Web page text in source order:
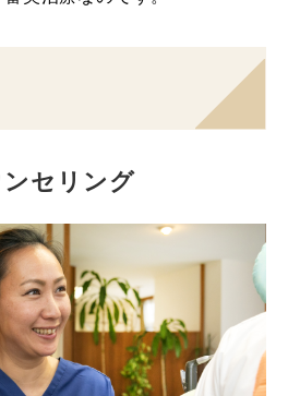
セリング